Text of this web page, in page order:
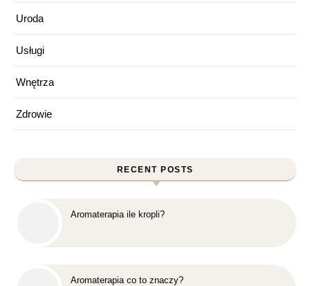
Uroda
Usługi
Wnętrza
Zdrowie
RECENT POSTS
Aromaterapia ile kropli?
Aromaterapia co to znaczy?